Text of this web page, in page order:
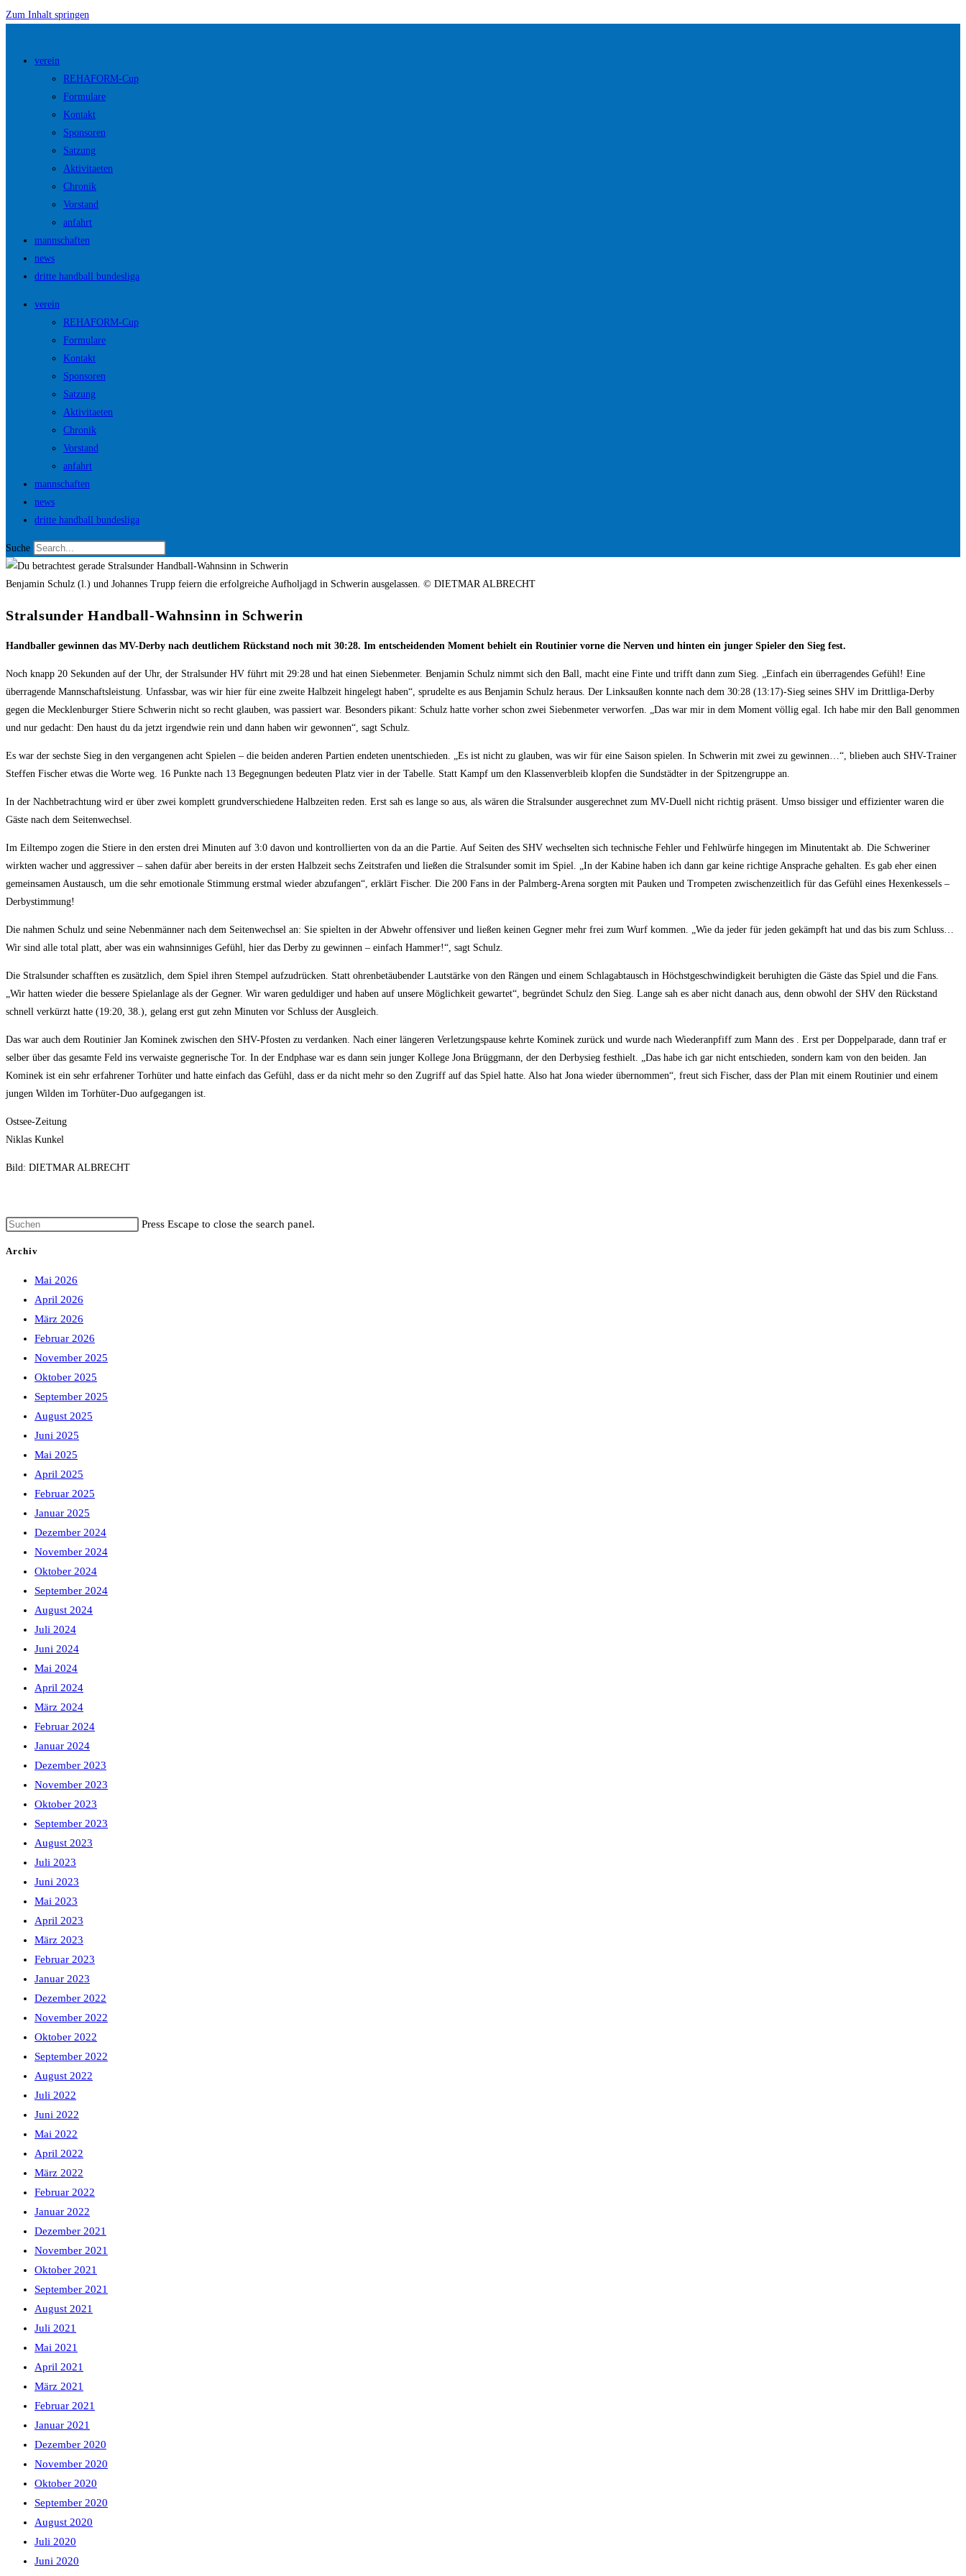
Zum Inhalt springen
verein
REHAFORM-Cup
Formulare
Kontakt
Sponsoren
Satzung
Aktivitaeten
Chronik
Vorstand
anfahrt
mannschaften
news
dritte handball bundesliga
verein
REHAFORM-Cup
Formulare
Kontakt
Sponsoren
Satzung
Aktivitaeten
Chronik
Vorstand
anfahrt
mannschaften
news
dritte handball bundesliga
Suche
Benjamin Schulz (l.) und Johannes Trupp feiern die erfolgreiche Aufholjagd in Schwerin ausgelassen. © DIETMAR ALBRECHT
Stralsunder Handball-Wahnsinn in Schwerin
Handballer gewinnen das MV-Derby nach deutlichem Rückstand noch mit 30:28. Im entscheidenden Moment behielt ein Routinier vorne die Nerven und hinten ein junger Spieler den Sieg fest.
Noch knapp 20 Sekunden auf der Uhr, der Stralsunder HV führt mit 29:28 und hat einen Siebenmeter. Benjamin Schulz nimmt sich den Ball, macht eine Finte und trifft dann zum Sieg. „Einfach ein überragendes Gefühl! Eine
überragende Mannschaftsleistung. Unfassbar, was wir hier für eine zweite Halbzeit hingelegt haben“, sprudelte es aus Benjamin Schulz heraus. Der Linksaußen konnte nach dem 30:28 (13:17)-Sieg seines SHV im Drittliga-Derby
gegen die Mecklenburger Stiere Schwerin nicht so recht glauben, was passiert war. Besonders pikant: Schulz hatte vorher schon zwei Siebenmeter verworfen. „Das war mir in dem Moment völlig egal. Ich habe mir den Ball genommen
und nur gedacht: Den haust du da jetzt irgendwie rein und dann haben wir gewonnen“, sagt Schulz.
Es war der sechste Sieg in den vergangenen acht Spielen – die beiden anderen Partien endeten unentschieden. „Es ist nicht zu glauben, was wir für eine Saison spielen. In Schwerin mit zwei zu gewinnen…“, blieben auch SHV-Trainer
Steffen Fischer etwas die Worte weg. 16 Punkte nach 13 Begegnungen bedeuten Platz vier in der Tabelle. Statt Kampf um den Klassenverbleib klopfen die Sundstädter in der Spitzengruppe an.
In der Nachbetrachtung wird er über zwei komplett grundverschiedene Halbzeiten reden. Erst sah es lange so aus, als wären die Stralsunder ausgerechnet zum MV-Duell nicht richtig präsent. Umso bissiger und effizienter waren die
Gäste nach dem Seitenwechsel.
Im Eiltempo zogen die Stiere in den ersten drei Minuten auf 3:0 davon und kontrollierten von da an die Partie. Auf Seiten des SHV wechselten sich technische Fehler und Fehlwürfe hingegen im Minutentakt ab. Die Schweriner
wirkten wacher und aggressiver – sahen dafür aber bereits in der ersten Halbzeit sechs Zeitstrafen und ließen die Stralsunder somit im Spiel. „In der Kabine haben ich dann gar keine richtige Ansprache gehalten. Es gab eher einen
gemeinsamen Austausch, um die sehr emotionale Stimmung erstmal wieder abzufangen“, erklärt Fischer. Die 200 Fans in der Palmberg-Arena sorgten mit Pauken und Trompeten zwischenzeitlich für das Gefühl eines Hexenkessels –
Derbystimmung!
Die nahmen Schulz und seine Nebenmänner nach dem Seitenwechsel an: Sie spielten in der Abwehr offensiver und ließen keinen Gegner mehr frei zum Wurf kommen. „Wie da jeder für jeden gekämpft hat und das bis zum Schluss…
Wir sind alle total platt, aber was ein wahnsinniges Gefühl, hier das Derby zu gewinnen – einfach Hammer!“, sagt Schulz.
Die Stralsunder schafften es zusätzlich, dem Spiel ihren Stempel aufzudrücken. Statt ohrenbetäubender Lautstärke von den Rängen und einem Schlagabtausch in Höchstgeschwindigkeit beruhigten die Gäste das Spiel und die Fans.
„Wir hatten wieder die bessere Spielanlage als der Gegner. Wir waren geduldiger und haben auf unsere Möglichkeit gewartet“, begründet Schulz den Sieg. Lange sah es aber nicht danach aus, denn obwohl der SHV den Rückstand
schnell verkürzt hatte (19:20, 38.), gelang erst gut zehn Minuten vor Schluss der Ausgleich.
Das war auch dem Routinier Jan Kominek zwischen den SHV-Pfosten zu verdanken. Nach einer längeren Verletzungspause kehrte Kominek zurück und wurde nach Wiederanpfiff zum Mann des . Erst per Doppelparade, dann traf er
selber über das gesamte Feld ins verwaiste gegnerische Tor. In der Endphase war es dann sein junger Kollege Jona Brüggmann, der den Derbysieg festhielt. „Das habe ich gar nicht entschieden, sondern kam von den beiden. Jan
Kominek ist ein sehr erfahrener Torhüter und hatte einfach das Gefühl, dass er da nicht mehr so den Zugriff auf das Spiel hatte. Also hat Jona wieder übernommen“, freut sich Fischer, dass der Plan mit einem Routinier und einem
jungen Wilden im Torhüter-Duo aufgegangen ist.
Ostsee-Zeitung
Niklas Kunkel
Bild: DIETMAR ALBRECHT
Press Escape to close the search panel.
Archiv
Mai 2026
April 2026
März 2026
Februar 2026
November 2025
Oktober 2025
September 2025
August 2025
Juni 2025
Mai 2025
April 2025
Februar 2025
Januar 2025
Dezember 2024
November 2024
Oktober 2024
September 2024
August 2024
Juli 2024
Juni 2024
Mai 2024
April 2024
März 2024
Februar 2024
Januar 2024
Dezember 2023
November 2023
Oktober 2023
September 2023
August 2023
Juli 2023
Juni 2023
Mai 2023
April 2023
März 2023
Februar 2023
Januar 2023
Dezember 2022
November 2022
Oktober 2022
September 2022
August 2022
Juli 2022
Juni 2022
Mai 2022
April 2022
März 2022
Februar 2022
Januar 2022
Dezember 2021
November 2021
Oktober 2021
September 2021
August 2021
Juli 2021
Mai 2021
April 2021
März 2021
Februar 2021
Januar 2021
Dezember 2020
November 2020
Oktober 2020
September 2020
August 2020
Juli 2020
Juni 2020